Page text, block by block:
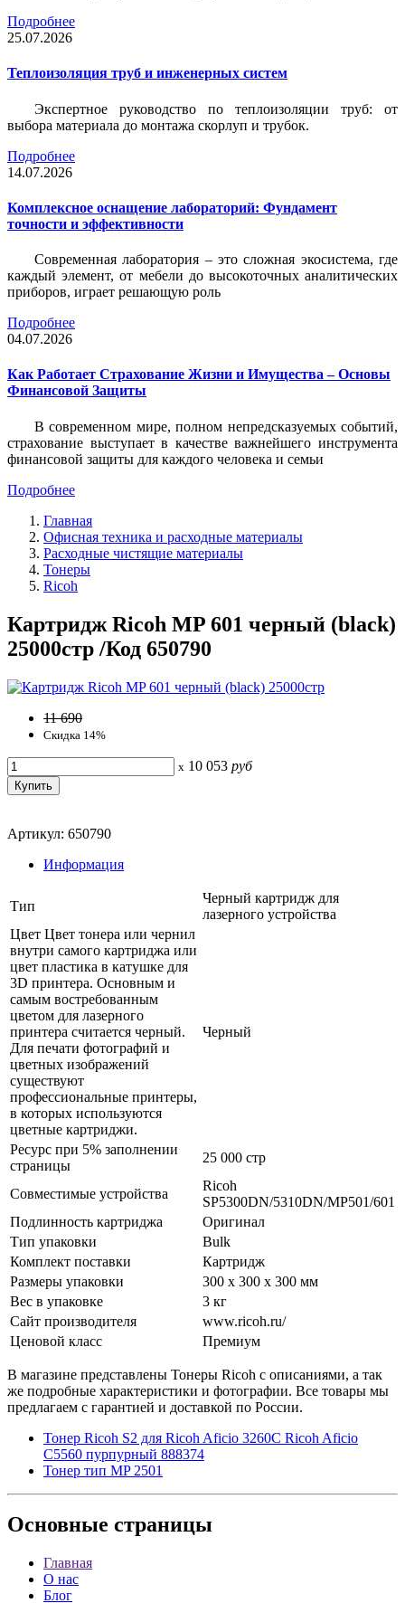
Подробнее
25.07.2026
Теплоизоляция труб и инженерных систем
Экспертное руководство по теплоизоляции труб: от
выбора материала до монтажа скорлуп и трубок.
Подробнее
14.07.2026
Комплексное оснащение лабораторий: Фундамент
точности и эффективности
Современная лаборатория – это сложная экосистема, где
каждый элемент, от мебели до высокоточных аналитических
приборов, играет решающую роль
Подробнее
04.07.2026
Как Работает Страхование Жизни и Имущества – Основы
Финансовой Защиты
В современном мире, полном непредсказуемых событий,
страхование выступает в качестве важнейшего инструмента
финансовой защиты для каждого человека и семьи
Подробнее
Главная
Офисная техника и расходные материалы
Расходные чистящие материалы
Тонеры
Ricoh
Картридж Ricoh MP 601 черный (black)
25000стр /Код 650790
11 690
Скидка 14%
x 10 053 руб
Артикул: 650790
Информация
Тип
Черный картридж для
лазерного устройства
Цвет Цвет тонера или чернил
внутри самого картриджа или
цвет пластика в катушке для
3D принтера. Основным и
самым востребованным
цветом для лазерного
принтера считается черный.
Для печати фотографий и
цветных изображений
существуют
профессиональные принтеры,
в которых используются
цветные картриджи.
Черный
Ресурс при 5% заполнении
страницы
25 000 стр
Совместимые устройства
Ricoh
SP5300DN/5310DN/MP501/601
Подлинность картриджа
Оригинал
Тип упаковки
Bulk
Комплект поставки
Картридж
Размеры упаковки
300 x 300 x 300 мм
Вес в упаковке
3 кг
Сайт производителя
www.ricoh.ru/
Ценовой класс
Премиум
В магазине представлены Тонеры Ricoh с описаниями, а так
же подробные характеристики и фотографии. Все товары мы
предлагаем с гарантией и доставкой по России.
Тонер Ricoh S2 для Ricoh Aficio 3260C Ricoh Aficio
C5560 пурпурный 888374
Тонер тип MP 2501
Основные страницы
Главная
О нас
Блог